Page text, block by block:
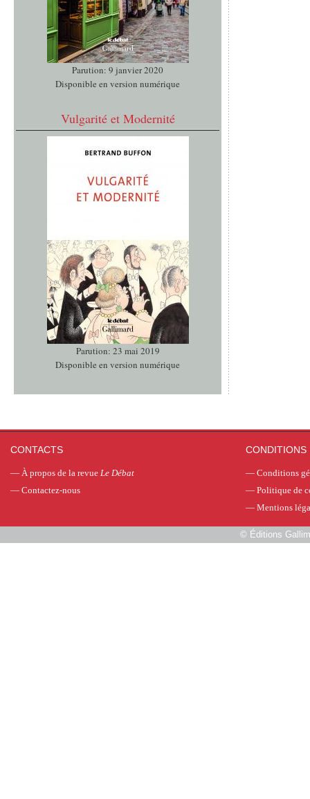
Parution: 9 janvier 2020
Disponible en version numérique
Vulgarité et Modernité
Parution: 23 mai 2019
Disponible en version numérique
CONTACTS
— À propos de la revue Le Débat
— Contactez-nous
CONDITIONS
— Conditions
— Politique de
— Mentions
© Éditions